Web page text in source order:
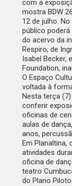
com a
mostra BDW
12 de julho.
público
do acervo da
Respiro, de
Isabel Becker, e
Foundation,
O Espaço
voltada à
Nesta terça
conferir
oficinas de
aulas de
anos,
Em Planaltina,
atividades
oficina de
teatro
do Plano Piloto.